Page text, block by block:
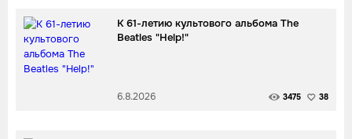
К 61-летию культового альбома The
Beatles "Help!"
6.8.2026 3475 38